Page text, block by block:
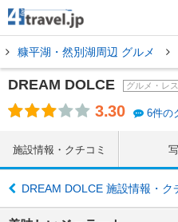
糠平湖・然別湖周辺 グルメ
DREAM DOLCE グルメ・レ
3.30 6件の
施設情報・クチコミ
DREAM DOLCE 施設情報・ク